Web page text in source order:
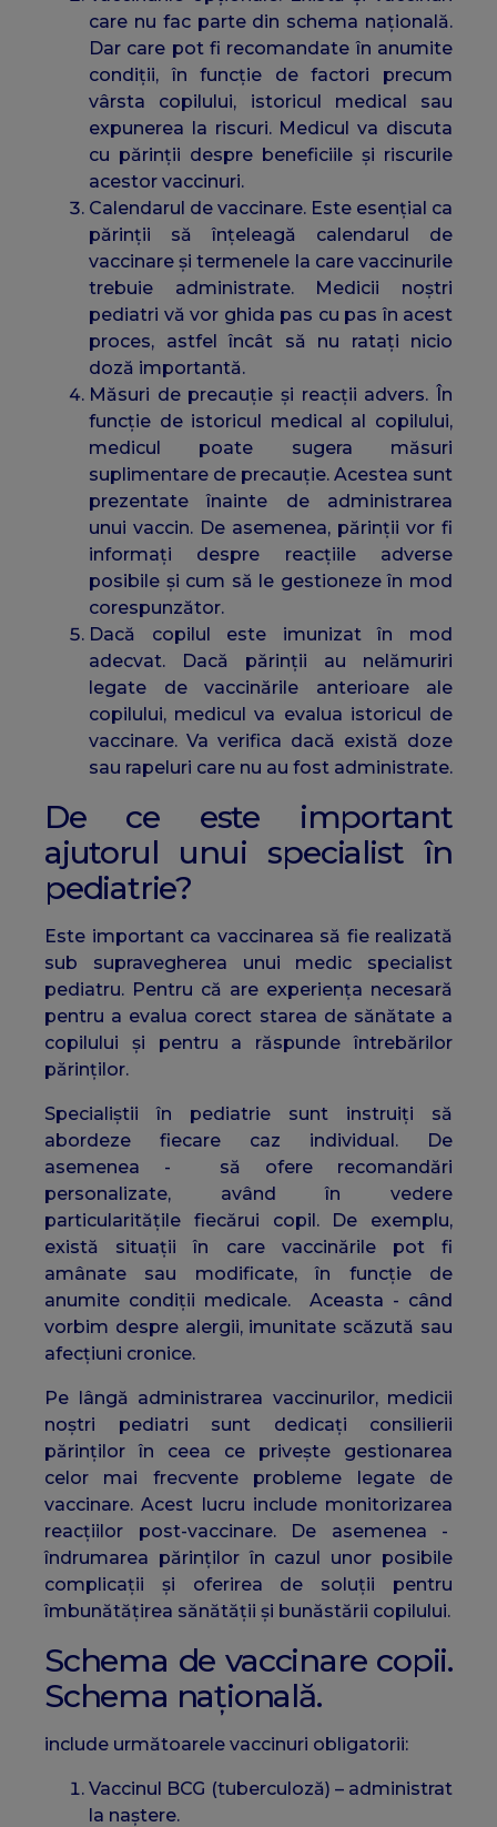
care nu fac parte din schema națională.
Dar care pot fi recomandate în anumite
condiții, în funcție de factori precum
vârsta copilului, istoricul medical sau
expunerea la riscuri. Medicul va discuta
cu părinții despre beneficiile și riscurile
acestor vaccinuri.
Calendarul de vaccinare. Este esențial ca
părinții să înțeleagă calendarul de
vaccinare și termenele la care vaccinurile
trebuie administrate. Medicii noștri
pediatri vă vor ghida pas cu pas în acest
proces, astfel încât să nu ratați nicio
doză importantă.
Măsuri de precauție și reacții advers. În
funcție de istoricul medical al copilului,
medicul poate sugera măsuri
suplimentare de precauție. Acestea sunt
prezentate înainte de administrarea
unui vaccin. De asemenea, părinții vor fi
informați despre reacțiile adverse
posibile și cum să le gestioneze în mod
corespunzător.
Dacă copilul este imunizat în mod
adecvat. Dacă părinții au nelămuriri
legate de vaccinările anterioare ale
copilului, medicul va evalua istoricul de
vaccinare. Va verifica dacă există doze
sau rapeluri care nu au fost administrate.
De ce este important
ajutorul unui specialist în
pediatrie?
Este important ca vaccinarea să fie realizată
sub supravegherea unui medic specialist
pediatru. Pentru că are experiența necesară
pentru a evalua corect starea de sănătate a
copilului și pentru a răspunde întrebărilor
părinților.
Specialiștii în pediatrie sunt instruiți să
abordeze fiecare caz individual. De
asemenea - să ofere recomandări
personalizate, având în vedere
particularitățile fiecărui copil. De exemplu,
există situații în care vaccinările pot fi
amânate sau modificate, în funcție de
anumite condiții medicale. Aceasta - când
vorbim despre alergii, imunitate scăzută sau
afecțiuni cronice.
Pe lângă administrarea vaccinurilor, medicii
noștri pediatri sunt dedicați consilierii
părinților în ceea ce privește gestionarea
celor mai frecvente probleme legate de
vaccinare. Acest lucru include monitorizarea
reacțiilor post-vaccinare. De asemenea -
îndrumarea părinților în cazul unor posibile
complicații și oferirea de soluții pentru
îmbunătățirea sănătății și bunăstării copilului.
Schema de vaccinare copii.
Schema națională.
include următoarele vaccinuri obligatorii:
Vaccinul BCG (tuberculoză) – administrat
la naștere.